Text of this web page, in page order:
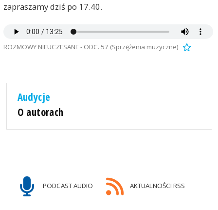
zapraszamy dziś po 17.40.
ROZMOWY NIEUCZESANE - ODC. 57 (Sprzężenia muzyczne)
Audycje
O autorach
PODCAST AUDIO AKTUALNOŚCI RSS